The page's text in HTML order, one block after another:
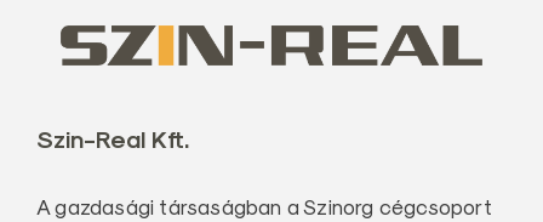
Szin-Real Kft.
A gazdasági társaságban a Szinorg cégcsoport